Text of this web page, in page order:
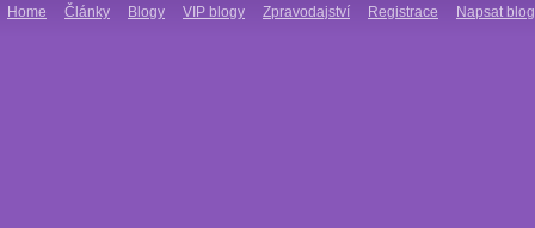
Home Články Blogy VIP blogy Zpravodajství Registrace Napsat blog